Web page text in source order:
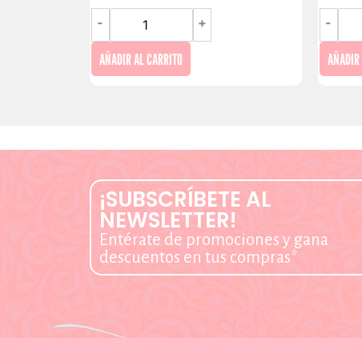
- +
AÑADIR AL CARRITO
-
¡SUBSCRÍBETE AL
NEWSLETTER!
Entérate de promociones y gana
descuentos en tus compras*